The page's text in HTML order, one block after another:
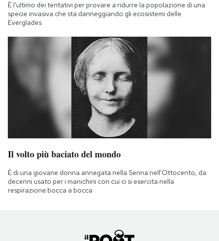
È l'ultimo dei tentativi per provare a ridurre la popolazione di una
specie invasiva che sta danneggiando gli ecosistemi delle
Everglades
Il volto più baciato del mondo
È di una giovane donna annegata nella Senna nell'Ottocento, da
decenni usato per i manichini con cui ci si esercita nella
respirazione bocca a bocca